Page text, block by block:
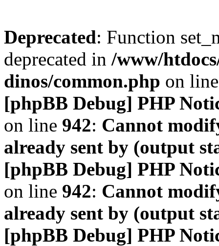
Deprecated: Function
deprecated in /www/
dinos/common.php on
[phpBB Debug] PHP
on line 942: Cannot
already sent by (output
[phpBB Debug] PHP
on line 942: Cannot
already sent by (output
[phpBB Debug] PHP